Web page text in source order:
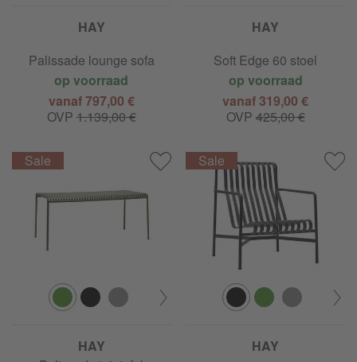
HAY
Palissade lounge sofa
op voorraad
vanaf 797,00 €
OVP 1.139,00 €
HAY
Soft Edge 60 stoel
op voorraad
vanaf 319,00 €
OVP 425,00 €
HAY
HAY